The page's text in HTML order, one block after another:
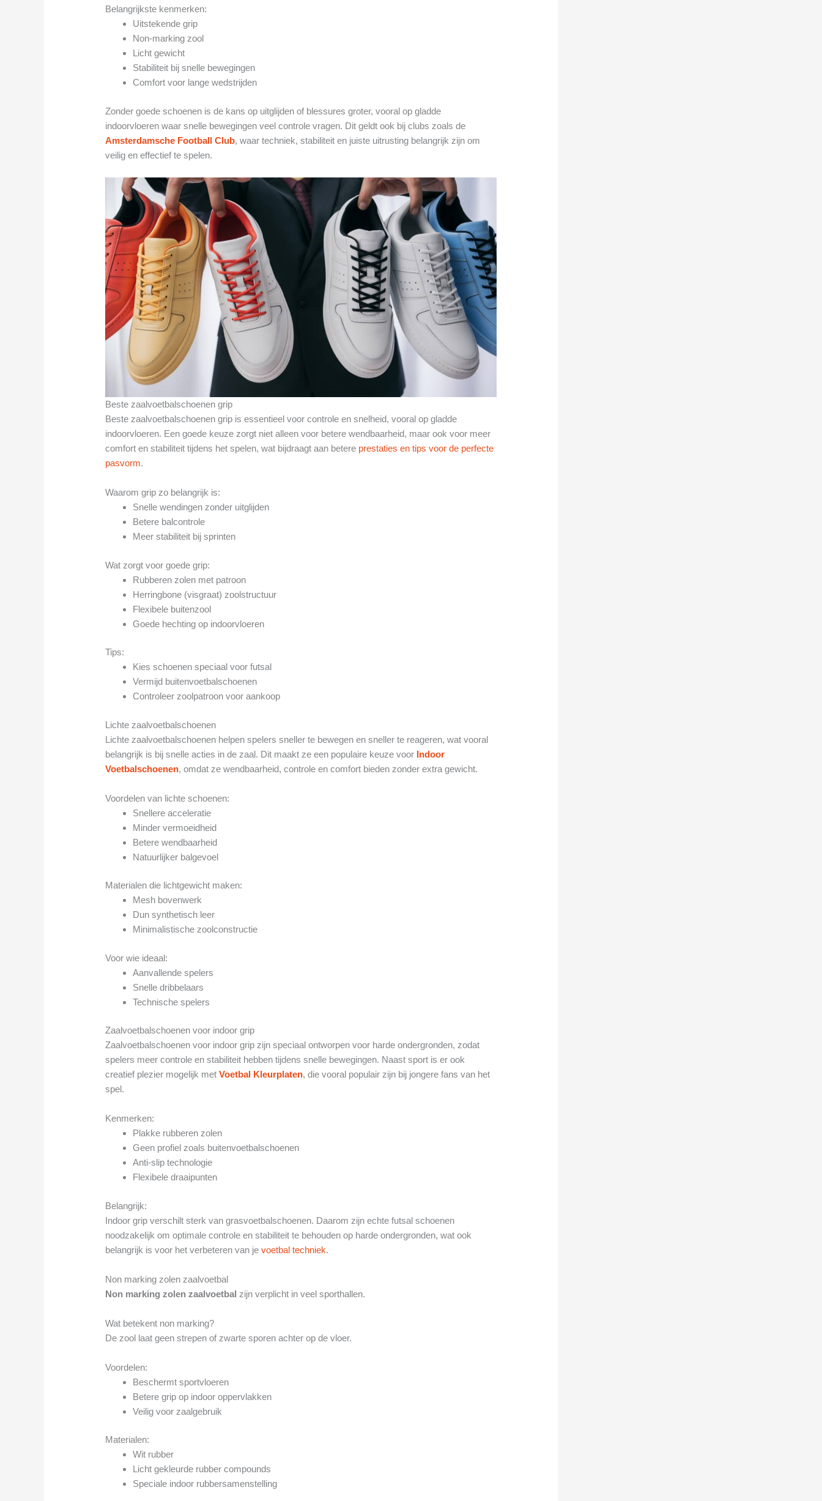
Belangrijkste kenmerken:
Uitstekende grip
Non-marking zool
Licht gewicht
Stabiliteit bij snelle bewegingen
Comfort voor lange wedstrijden
Zonder goede schoenen is de kans op uitglijden of blessures groter, vooral op gladde
indoorvloeren waar snelle bewegingen veel controle vragen. Dit geldt ook bij clubs zoals de
Amsterdamsche Football Club, waar techniek, stabiliteit en juiste uitrusting belangrijk zijn om
veilig en effectief te spelen.
Beste zaalvoetbalschoenen grip
Beste zaalvoetbalschoenen grip is essentieel voor controle en snelheid, vooral op gladde
indoorvloeren. Een goede keuze zorgt niet alleen voor betere wendbaarheid, maar ook voor meer
comfort en stabiliteit tijdens het spelen, wat bijdraagt aan betere prestaties en tips voor de perfecte
pasvorm.
Waarom grip zo belangrijk is:
Snelle wendingen zonder uitglijden
Betere balcontrole
Meer stabiliteit bij sprinten
Wat zorgt voor goede grip:
Rubberen zolen met patroon
Herringbone (visgraat) zoolstructuur
Flexibele buitenzool
Goede hechting op indoorvloeren
Tips:
Kies schoenen speciaal voor futsal
Vermijd buitenvoetbalschoenen
Controleer zoolpatroon voor aankoop
Lichte zaalvoetbalschoenen
Lichte zaalvoetbalschoenen helpen spelers sneller te bewegen en sneller te reageren, wat vooral
belangrijk is bij snelle acties in de zaal. Dit maakt ze een populaire keuze voor Indoor
Voetbalschoenen, omdat ze wendbaarheid, controle en comfort bieden zonder extra gewicht.
Voordelen van lichte schoenen:
Snellere acceleratie
Minder vermoeidheid
Betere wendbaarheid
Natuurlijker balgevoel
Materialen die lichtgewicht maken:
Mesh bovenwerk
Dun synthetisch leer
Minimalistische zoolconstructie
Voor wie ideaal:
Aanvallende spelers
Snelle dribbelaars
Technische spelers
Zaalvoetbalschoenen voor indoor grip
Zaalvoetbalschoenen voor indoor grip zijn speciaal ontworpen voor harde ondergronden, zodat
spelers meer controle en stabiliteit hebben tijdens snelle bewegingen. Naast sport is er ook
creatief plezier mogelijk metVoetbal Kleurplaten, die vooral populair zijn bij jongere fans van het
spel.
Kenmerken:
Plakke rubberen zolen
Geen profiel zoals buitenvoetbalschoenen
Anti-slip technologie
Flexibele draaipunten
Belangrijk:
Indoor grip verschilt sterk van grasvoetbalschoenen. Daarom zijn echte futsal schoenen
noodzakelijk om optimale controle en stabiliteit te behouden op harde ondergronden, wat ook
belangrijk is voor het verbeteren van jevoetbal techniek.
Non marking zolen zaalvoetbal
Non marking zolen zaalvoetbal zijn verplicht in veel sporthallen.
Wat betekent non marking?
De zool laat geen strepen of zwarte sporen achter op de vloer.
Voordelen:
Beschermt sportvloeren
Betere grip op indoor oppervlakken
Veilig voor zaalgebruik
Materialen:
Wit rubber
Licht gekleurde rubber compounds
Speciale indoor rubbersamenstelling